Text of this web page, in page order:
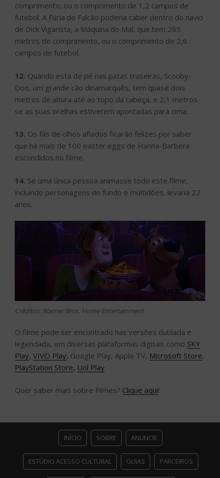
comprimento, ou o comprimento de 1,2 campos de
futebol. A Fúria do Falcão poderia caber dentro do navio
de Dick Vigarista, a Máquina do Mal, que tem 265
metros de comprimento, ou o comprimento de 2,6
campos de futebol.
12. Quando está de pé nas patas traseiras, Scooby-
Doo, um grande cão dinamarquês, tem quase dois
metros de altura até ao topo da cabeça, e 2,1 metros
se as suas orelhas estiverem apontadas para cima.
13. Os fãs de olhos afiados ficarão felizes por saber
que há mais de 100 easter eggs de Hanna-Barbera
escondidos no filme.
14. Se uma única pessoa animasse todo este filme,
incluindo personagens de fundo e multidões, levaria 22
anos.
Créditos: Warner Bros. Home Entertainment
O filme pode ser encontrado nas versões dublada e
legendada, em diversas plataformas digitais como SKY
Play, VIVO Play, Google Play, Apple TV, Microsoft Store,
PlayStation Store, Uol Play.
Quer saber mais sobre Filmes? Clique aqui!
INÍCIO SOBRE ANUNCIE
ESTÚDIO ACESSO CULTURAL GUIAS PARCEIROS